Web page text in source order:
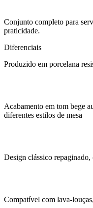
Conjunto completo para
praticidade.
Diferenciais
Produzido em porcelana
Acabamento em tom bege
diferentes estilos de mesa
Design clássico
Compatível com lava-